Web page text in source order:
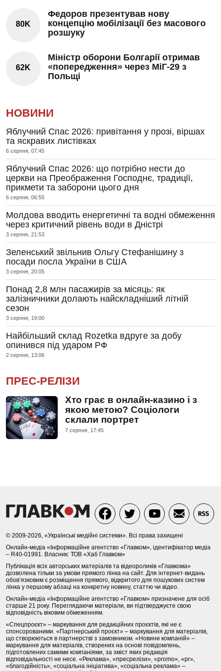
80K
Федоров презентував нову
концепцію мобілізації без масового
розшуку
62K
Міністр оборони Болгарії отримав
«попередження» через МіГ-29 з
Польщі
НОВИНИ
Яблучний Спас 2026: привітання у прозі, віршах
та яскравих листівках
6 серпня, 07:45
Яблучний Спас 2026: що потрібно нести до
церкви на Преображення Господнє, традиції,
прикмети та заборони цього дня
6 серпня, 06:55
Молдова вводить енергетичні та водні обмеження
через критичний рівень води в Дністрі
3 серпня, 21:53
Зеленський звільнив Ольгу Стефанішину з
посади посла України в США
3 серпня, 20:05
Понад 2,8 млн пасажирів за місяць: як
залізничники долають найскладніший літній
сезон
3 серпня, 19:00
Найбільший склад Rozetka вдруге за добу
опинився під ударом РФ
2 серпня, 13:06
ПРЕС-РЕЛІЗИ
Хто грає в онлайн-казино і з
якою метою? Соціологи
склали портрет
7 серпня, 17:45
© 2009-2026, «Українські медійні системи». Всі права захищені
Онлайн-медіа «Інформаційне агентство «Главком», ідентифікатор медіа
– R40-01991. Власник: ТОВ «Хаб Главком»
Публікація всіх авторських матеріалів та відеороликів «Главкома»
дозволена тільки за умови прямого лінка на сайт. Для інтернет-видань
обов’язковим є розміщення прямого, відкритого для пошукових систем
лінка у першому абзаці на конкретну новину, статтю чи відео.
Онлайн-медіа «Інформаційне агентство «Главком» призначене для осіб
старше 21 року. Переглядаючи матеріали, ви підтверджуєте свою
відповідність віковим обмеженням.
«Спецпроєкт» – маркування для редакційних проєктів, які не є
спонсорованими. «Партнерський проєкт» – маркування для матеріалів,
що створюються в партнерстві з замовником. «Новини компаній» –
маркування для матеріалів, створених на основі повідомлень,
підготовлених самими компаніями, за зміст яких редакція
відповідальності не несе. «Реклама», «пресрелізи», «promo», «pr»,
«благодійність», «соціальна ініціатива», «соціальна реклама» –